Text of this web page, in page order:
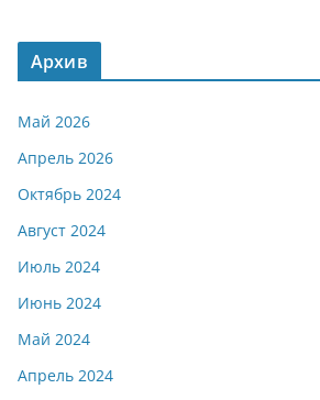
Архив
Май 2026
Апрель 2026
Октябрь 2024
Август 2024
Июль 2024
Июнь 2024
Май 2024
Апрель 2024